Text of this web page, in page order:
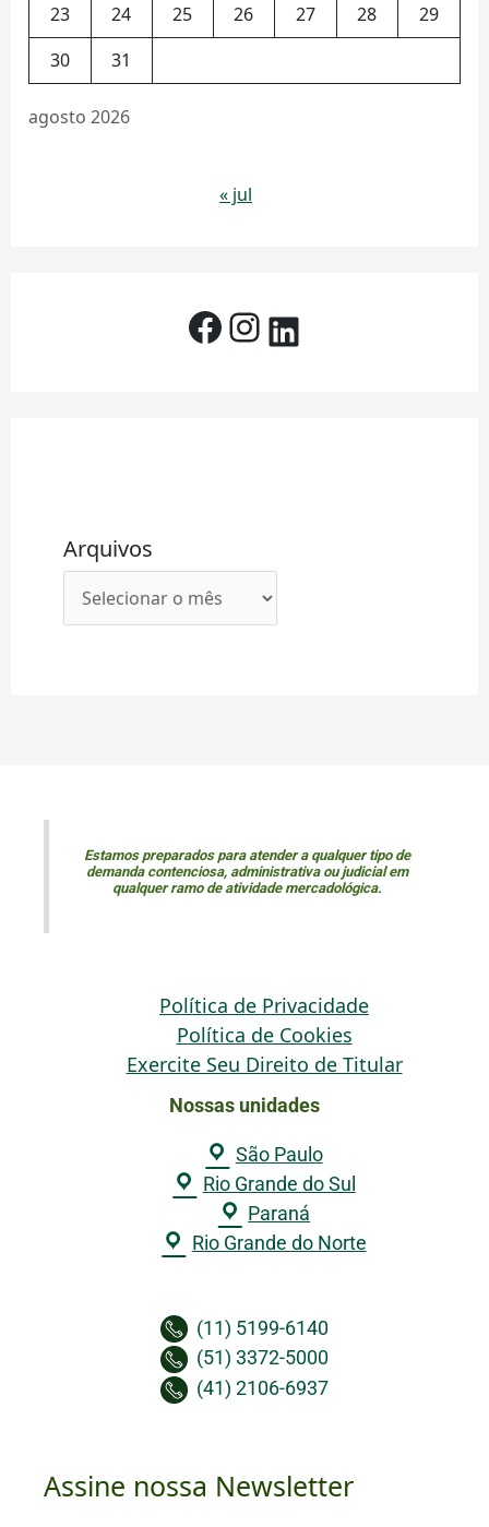
agosto 2026
23
24 25 26 27 28
29
30
31
« jul
Arquivos
Estamos preparados para atender a qualquer tipo de
demanda contenciosa, administrativa ou judicial em
qualquer ramo de atividade mercadológica.
Política de Privacidade
Política de Cookies
Exercite Seu Direito de Titular
Nossas unidades
São Paulo
Rio Grande do Sul
Paraná
Rio Grande do Norte
(11) 5199-6140
(51) 3372-5000
(41) 2106-6937
Assine nossa Newsletter